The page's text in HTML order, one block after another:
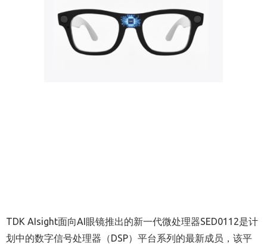
TDK AIsight面向AI眼镜推出的新一代微处理器SED0112是计
划中的数字信号处理器（DSP）平台系列的最新成员，该平